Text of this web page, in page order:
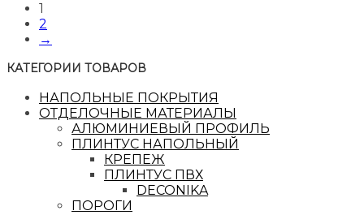
1
2
→
КАТЕГОРИИ ТОВАРОВ
НАПОЛЬНЫЕ ПОКРЫТИЯ
ОТДЕЛОЧНЫЕ МАТЕРИАЛЫ
АЛЮМИНИЕВЫЙ ПРОФИЛЬ
ПЛИНТУС НАПОЛЬНЫЙ
КРЕПЕЖ
ПЛИНТУС ПВХ
DECONIKA
ПОРОГИ